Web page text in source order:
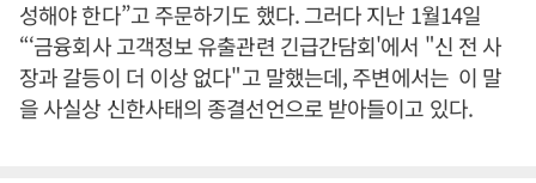
성해야 한다”고 주문하기도 했다. 그러다 지난 1월14일
“‘금융회사 고객정보 유출관련 긴급간담회'에서 "신 전 사
장과 갈등이 더 이상 없다"고 말했는데, 주변에서는 이 말
을 사실상 신한사태의 종결선언으로 받아들이고 있다.